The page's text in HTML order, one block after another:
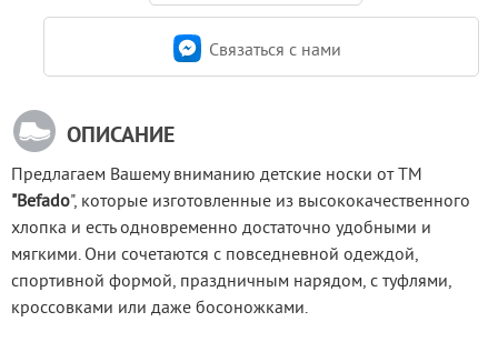
Связаться c нами
ОПИСАНИЕ
"Befado", которые изготовленные из высококачественного
хлопка и есть одновременно достаточно удобными и
мягкими. Они сочетаются с повседневной одеждой,
спортивной формой, праздничным нарядом, с туфлями,
кроссовками или даже босоножками.